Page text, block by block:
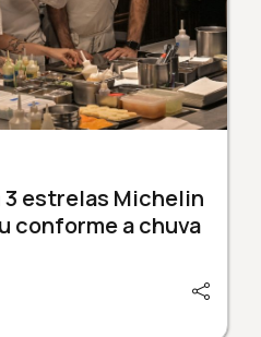
estrelas Michelin
conforme a chuva